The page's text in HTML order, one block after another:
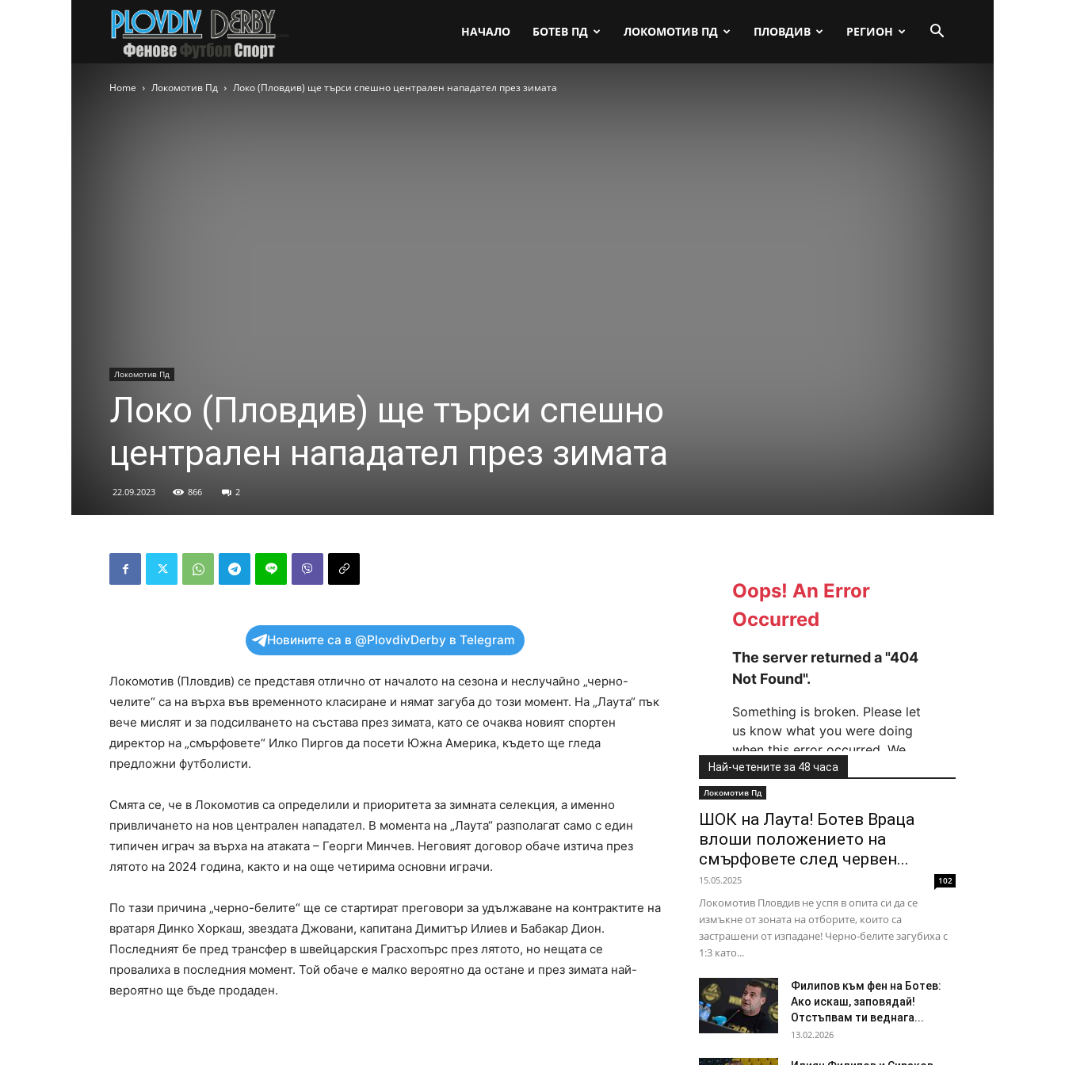
НАЧАЛО БОТЕВ ПД ЛОКОМОТИВ ПД ПЛОВДИВ РЕГИОН
Home Локомотив Пд Локо (Пловдив) ще търси спешно централен нападател през зимата
Локомотив Пд
Локо (Пловдив) ще търси спешно
централен нападател през зимата
22.09.2023 866 2
Новините са в @PlovdivDerby в Telegram
Локомотив (Пловдив) се представя отлично от началото на сезона и неслучайно „черно-
челите“ са на върха във временното класиране и нямат загуба до този момент. На „Лаута“ пък
вече мислят и за подсилването на състава през зимата, като се очаква новият спортен
директор на „смърфовете“ Илко Пиргов да посети Южна Америка, където ще гледа
предложни футболисти.
Смята се, че в Локомотив са определили и приоритета за зимната селекция, а именно
привличането на нов централен нападател. В момента на „Лаута“ разполагат само с един
типичен играч за върха на атаката – Георги Минчев. Неговият договор обаче изтича през
лятото на 2024 година, както и на още четирима основни играчи.
По тази причина „черно-белите“ ще се стартират преговори за удължаване на контрактите на
вратаря Динко Хоркаш, звездата Джовани, капитана Димитър Илиев и Бабакар Дион.
Последният бе пред трансфер в швейцарския Грасхопърс през лятото, но нещата се
провалиха в последния момент. Той обаче е малко вероятно да остане и през зимата най-
вероятно ще бъде продаден.
Най-четените за 48 часа
Локомотив Пд
ШОК на Лаута! Ботев Враца
влоши положението на
смърфовете след червен...
15.05.2025 102
Локомотив Пловдив не успя в опита си да се
измъкне от зоната на отборите, които са
застрашени от изпадане! Черно-белите загубиха с
1:3 като...
Филипов към фен на Ботев:
Ако искаш, заповядай!
Отстъпвам ти веднага...
13.02.2026